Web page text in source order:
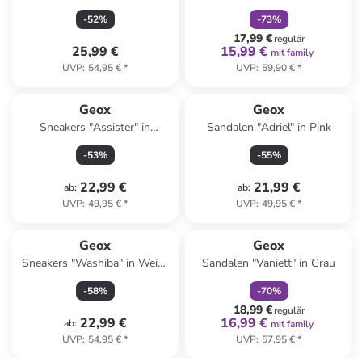
-52%
25,99 €
UVP: 54,95 €*
-73%
17,99 €regulär
15,99 € mit family
UVP: 59,90 €*
Geox
Sneakers "Assister" in
Schwarz
-53%
ab: 22,99 €
UVP: 49,95 €*
Geox
Sandalen "Adriel" in Pink
-55%
ab: 21,99 €
UVP: 49,95 €*
Geox
Sneakers "Washiba" in Weiß/
Blau
-58%
ab: 22,99 €
UVP: 54,95 €*
Geox
Sandalen "Vaniett" in Grau
-70%
18,99 €regulär
16,99 € mit family
UVP: 57,95 €*